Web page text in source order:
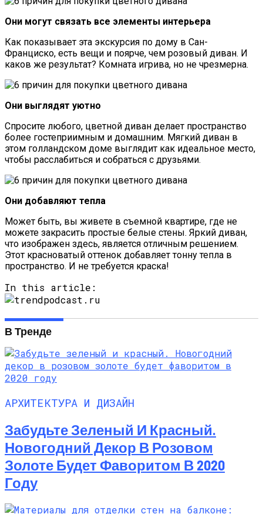
Они могут связать все элементы интерьера
Как показывает эта экскурсия по дому в Сан-
Франциско, есть вещи и поярче, чем розовый диван. И
каков же результат? Комната игрива, но не чрезмерна.
Они выглядят уютно
Спросите любого, цветной диван делает пространство
более гостеприимным и домашним. Мягкий диван в
этом голландском доме выглядит как идеальное место,
чтобы расслабиться и собраться с друзьями.
Они добавляют тепла
Может быть, вы живете в съемной квартире, где не
можете закрасить простые белые стены. Яркий диван,
что изображен здесь, является отличным решением.
Этот красноватый оттенок добавляет тонну тепла в
пространство. И не требуется краска!
In this article:
В Тренде
АРХИТЕКТУРА И ДИЗАЙН
Забудьте Зеленый И Красный.
Новогодний Декор В Розовом
Золоте Будет Фаворитом В 2020
Году